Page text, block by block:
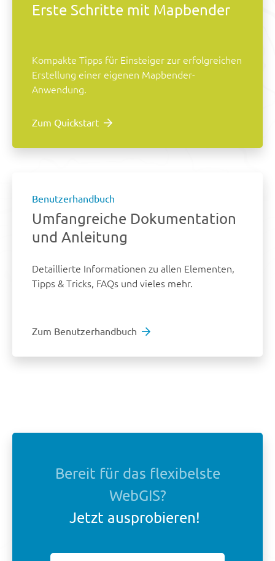
Erste Schritte mit Mapbender
Kompakte Tipps für Einsteiger zur erfolgreichen
Erstellung einer eigenen Mapbender-
Anwendung.
Zum Quickstart
Benutzerhandbuch
Umfangreiche Dokumentation
und Anleitung
Detaillierte Informationen zu allen Elementen,
Tipps & Tricks, FAQs und vieles mehr.
Zum Benutzerhandbuch
Bereit für das flexibelste
WebGIS?
Jetzt ausprobieren!